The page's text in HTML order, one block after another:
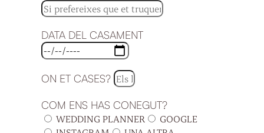
DATA DEL CASAMENT
ON ET CASES?
COM ENS HAS CONEGUT?
WEDDING PLANNER
GOOGLE